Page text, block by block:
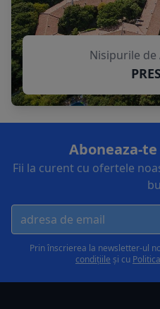
Nisipurile de
Aboneaza-te
Fii la curent cu ofertele
Prin înscrierea la newsletter-ul
condițiile și cu